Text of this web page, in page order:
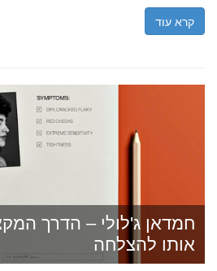
קרא עוד
חמדאן ג'לולי – הדרך
אותו להצלחה